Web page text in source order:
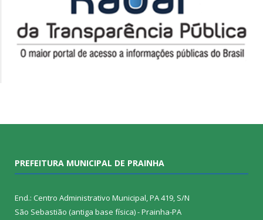
PREFEITURA MUNICIPAL DE PRAINHA
End.: Centro Administrativo Municipal, PA 419, S/N
São Sebastião (antiga base física) - Prainha-PA